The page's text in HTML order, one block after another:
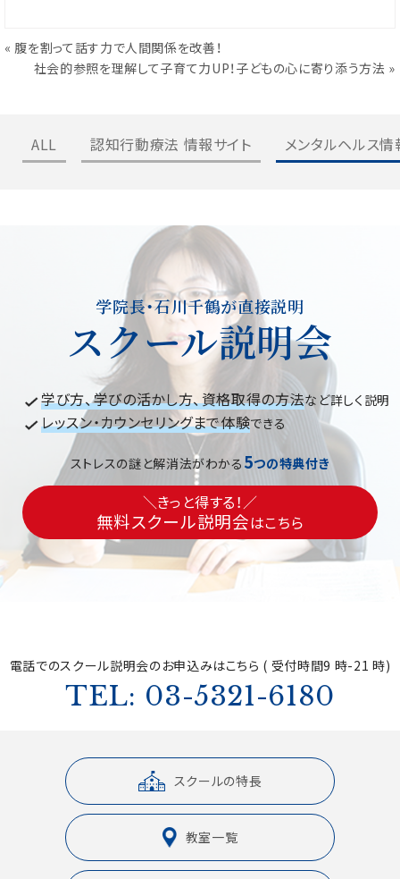
« 腹を割って話す力で人間関係を改善！
社会的参照を理解して子育て力UP！子どもの心に寄り添う方法 »
ALL 認知行動療法 情報サイト メンタルヘルス
学院長・石川千鶴が直接説明
スクール説明会
学び方、学びの活かし方、資格取得の方法など詳しく説明
レッスン・カウンセリングまで体験できる
ストレスの謎と解消法がわかる 5つの特典付き
＼きっと得する！／
無料スクール説明会はこちら
電話でのスクール説明会のお申込みはこちら ( 受付時間9 時-21 時)
TEL: 03-5321-6180
スクールの特長
教室一覧